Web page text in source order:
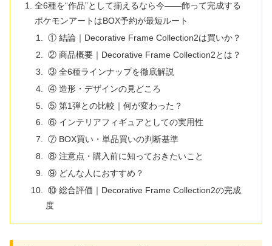
全6種を“作品”として揃えるなら今――飾って完成する
ポケモンアートはBOX予約が最短ルート
① 結論｜Decorative Frame Collection2は買いか？
② 商品概要｜Decorative Frame Collection2とは？
③ 全6種ラインナップを徹底解説
④ 造形・デザインの見どころ
⑤ 第1弾との比較｜何が変わった？
⑥ インテリアフィギュアとしての実用性
⑦ BOX買い・単品買いの判断基準
⑧ 注意点・購入前に知っておきたいこと
⑨ どんな人におすすめ？
⑩ 総合評価｜Decorative Frame Collection2の完成
度